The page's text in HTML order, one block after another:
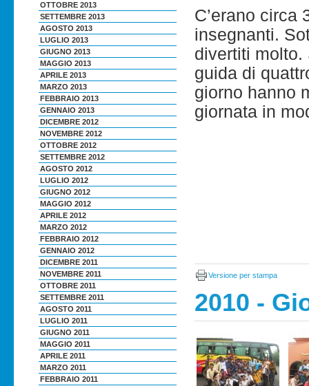
OTTOBRE 2013
SETTEMBRE 2013
AGOSTO 2013
LUGLIO 2013
GIUGNO 2013
MAGGIO 2013
APRILE 2013
MARZO 2013
FEBBRAIO 2013
GENNAIO 2013
DICEMBRE 2012
NOVEMBRE 2012
OTTOBRE 2012
SETTEMBRE 2012
AGOSTO 2012
LUGLIO 2012
GIUGNO 2012
MAGGIO 2012
APRILE 2012
MARZO 2012
FEBBRAIO 2012
GENNAIO 2012
DICEMBRE 2011
NOVEMBRE 2011
OTTOBRE 2011
SETTEMBRE 2011
AGOSTO 2011
LUGLIO 2011
GIUGNO 2011
MAGGIO 2011
APRILE 2011
MARZO 2011
FEBBRAIO 2011
C’erano circa
insegnanti.
divertiti
guida di
giorno hanno
giornata in
Versione per stampa
2010 -